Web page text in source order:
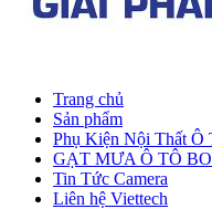
Trang chủ
Sản phẩm
Phụ Kiện Nội Thất Ô
GẠT MƯA Ô TÔ
Tin Tức Camera
Liên hệ Viettech